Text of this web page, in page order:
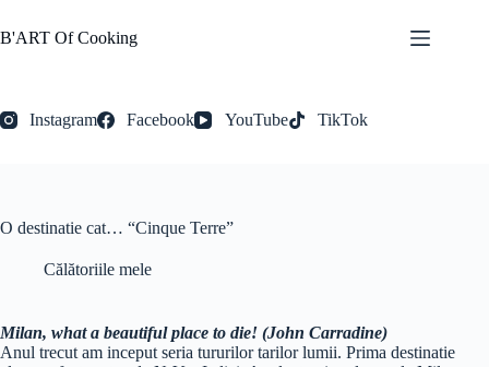
la
conținut
B'ART Of Cooking
Instagram Facebook YouTube TikTok
O destinatie cat… “Cinque Terre”
Călătoriile mele
Milan, what a beautiful place to die! (John Carradine)
Anul trecut am inceput seria tururilor tarilor lumii. Prima destinatie